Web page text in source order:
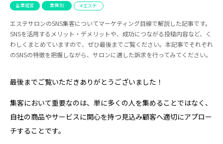
企業経営 業種別 エステ
エステサロンのSNS集客についてマーケティング目線で解説した記事です。
SNSを活用するメリット・デメリットや、成功につながる投稿内容など、く
わしくまとめていますので、ぜひ最後までご覧ください。本記事でそれぞれ
のSNSの特徴を把握しながら、サロンに適した訴求を行ってみてください。
最後までご覧いただきありがとうございました！
集客において重要なのは、単に多くの人を集めることではなく、
自社の商品やサービスに関心を持つ見込み顧客へ適切にアプロー
チすることです。